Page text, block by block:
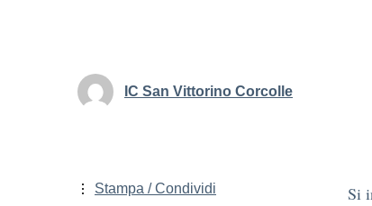
IC San Vittorino Corcolle
Si
Stampa / Condividi